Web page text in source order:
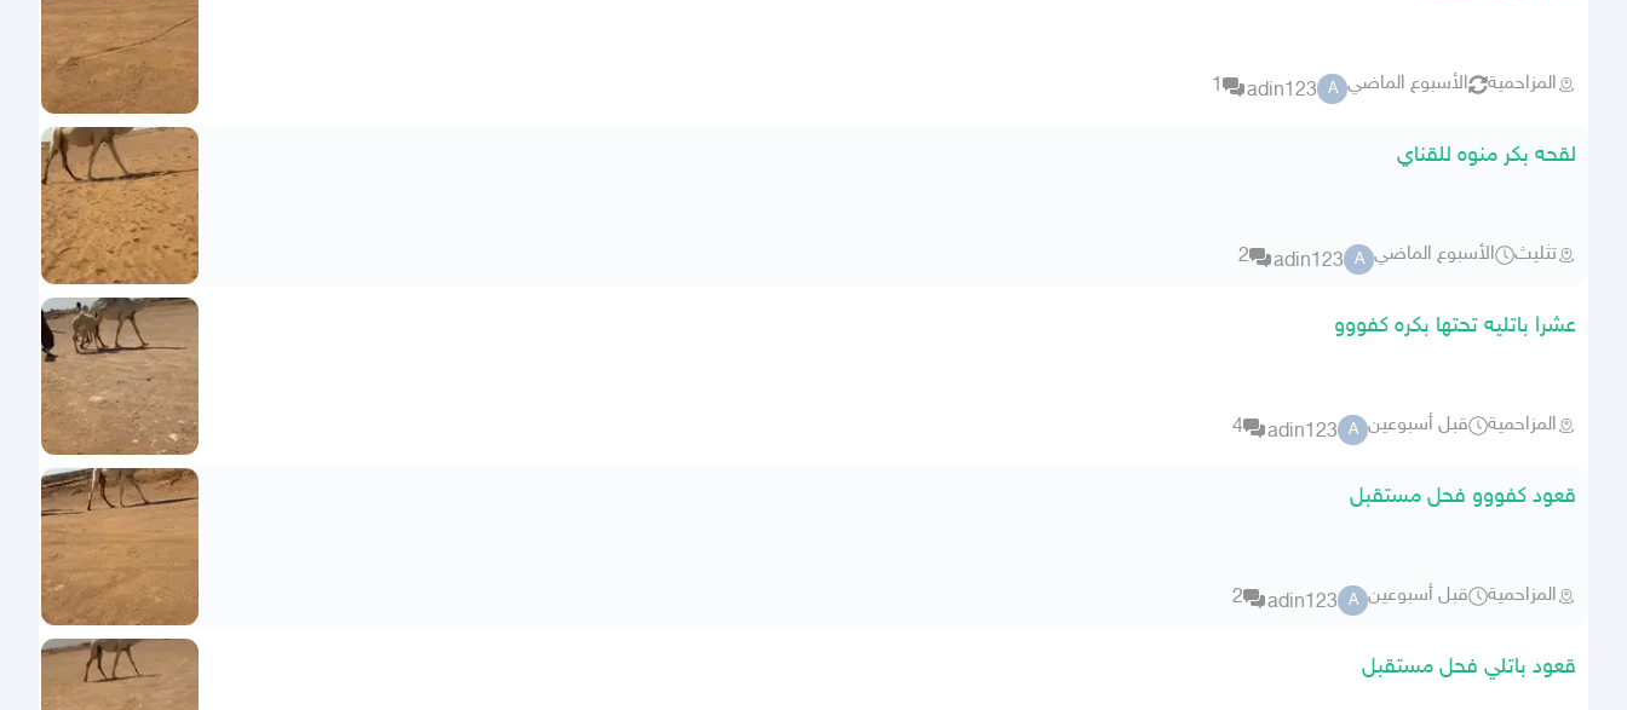
المزاحمية الأسبوع الماضي A
adin123
1
لقحه بكر منوه للقناي
تثليث الأسبوع الماضي A
adin123
2
عشرا باتليه تحتها بكره كفووو
المزاحمية قبل أسبوعين A
adin123
4
قعود كفووو فحل مستقبل
المزاحمية قبل أسبوعين A
adin123
2
قعود باتلي فحل مستقبل